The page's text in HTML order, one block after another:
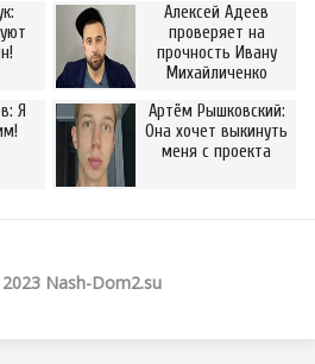
Алексей Адеев
проверяет на
прочность Ивану
Михайличенко
Я
Артём Рышковский:
Она хочет выкинуть
меня с проекта
Nash-Dom2.su